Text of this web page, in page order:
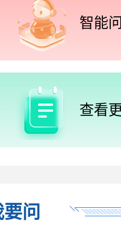
智能
查看
问